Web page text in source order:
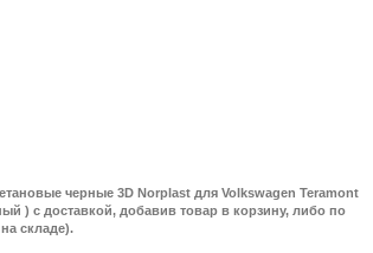
черные 3D Norplast для Volkswagen Teramont
) с доставкой, добавив товар в корзину, либо по
складе).